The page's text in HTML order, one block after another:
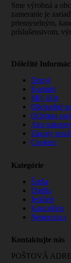
Sme výrobná a
zameranie je
priemyselným,
príslušenstvom,
Dôležité
Dopyt
Kontakt
Môj účet
Obchodné
Ochrana
Ako
Zásady
Cookies
Kategórie
Šatňa
Dielňa
Jedáleň
Kancelária
Nemocnica
Kontaktujte nás
POŠTOVÁ